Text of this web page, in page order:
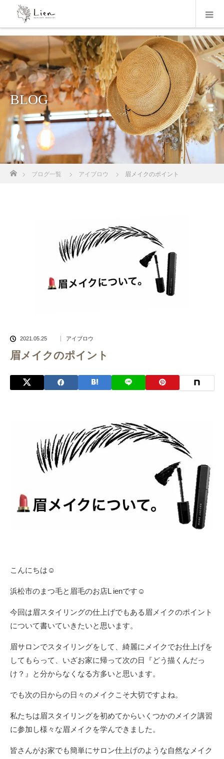
BLOG
ブログ一覧 アイブロウ 眉メイクのポイント
2021.05.25 アイブロウ
眉メイクのポイント
こんにちは☺︎
浜松市のまつ毛と眉毛のお店L ienです ☺︎
今回は眉スタイリングの仕上げでもある眉メイクのポイント
について書いていきたいと思います。
眉サロンでスタイリングをして、綺麗にメイクでお仕上げを
してもらって、いざお家に帰って次の日『どう描くんだっ
け？』と分からなくなる方多いと思います。
でも次の日からの日々のメイクこそ大切ですよね。
私たちは眉スタイリングを初めてからいくつかのメイク講習
に参加し様々な眉メイクを学んできました。
皆さんがお家でも簡単にサロン仕上げのような自然なメイク